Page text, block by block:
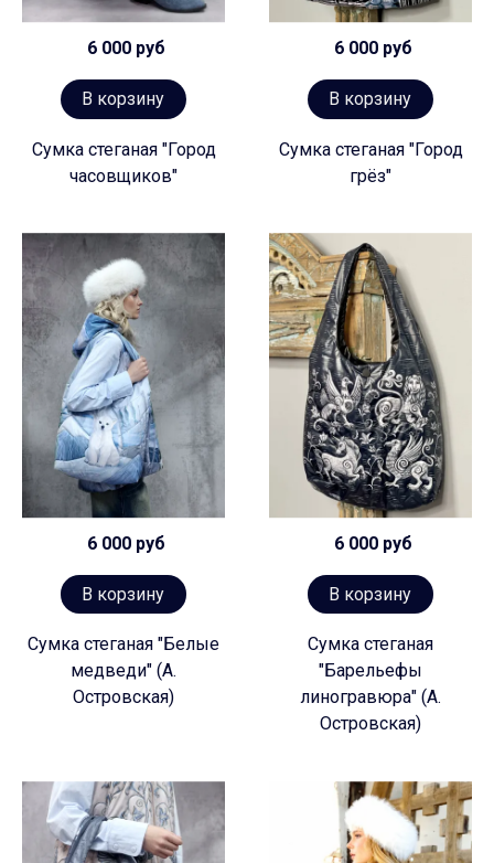
6 000 руб
В корзину
Сумка стеганая "Город
часовщиков"
6 000 руб
В корзину
Сумка стеганая "Город
грёз"
6 000 руб
В корзину
Сумка стеганая "Белые
медведи" (А.
Островская)
6 000 руб
В корзину
Сумка стеганая
"Барельефы
линогравюра" (А.
Островская)